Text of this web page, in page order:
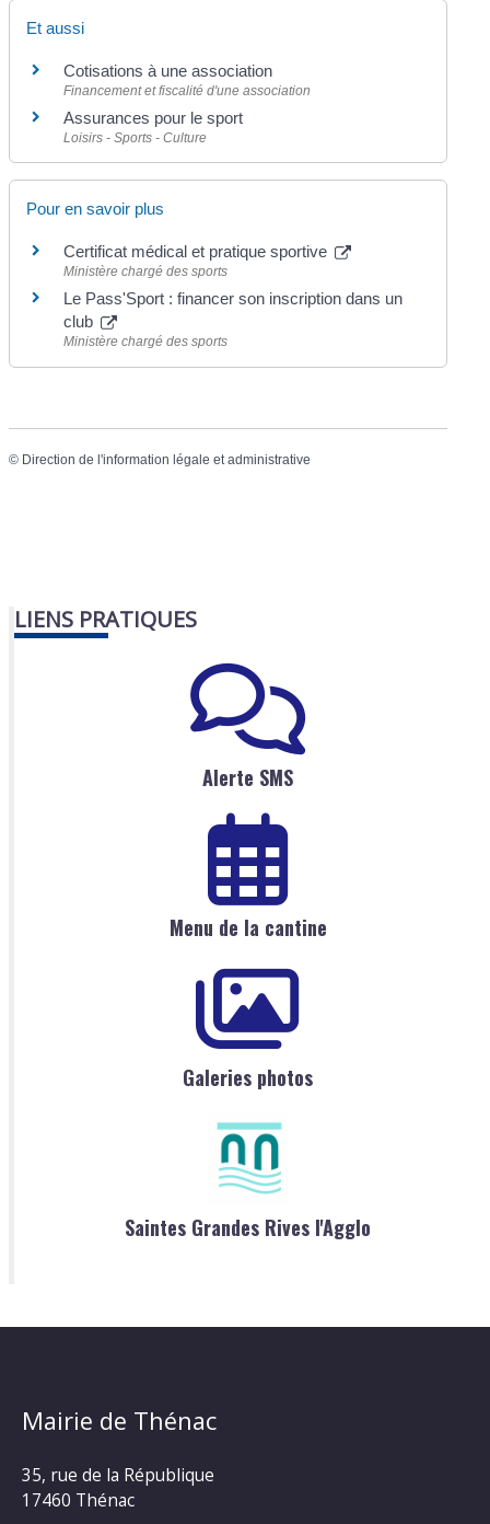
Et aussi
Cotisations à une association
Financement et fiscalité d'une association
Assurances pour le sport
Loisirs - Sports - Culture
Pour en savoir plus
Certificat médical et pratique sportive
Ministère chargé des sports
Le Pass'Sport : financer son inscription dans un
club
Ministère chargé des sports
© Direction de l'information légale et administrative
LIENS PRATIQUES
Alerte SMS
Menu de la cantine
Galeries photos
Saintes Grandes Rives l'Agglo
Mairie de Thénac
35, rue de la République
17460 Thénac